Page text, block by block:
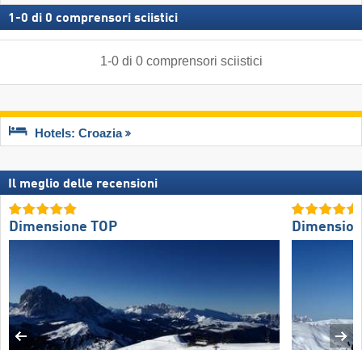
1 -0 di 0 comprensori sciistici
1-0di 0 comprensori sciistici
Hotels: Croazia
Il meglio delle recensioni
Dimensione TOP